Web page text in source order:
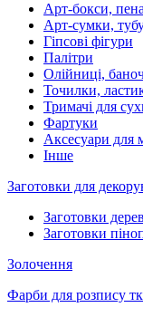
Арт-бокси,
Арт-сумки,
Гіпсові фігури
Палітри
Олійниці,
Точилки,
Тримачі для
Фартуки
Аксесуари для
Інше
Заготовки для
Заготовки
Заготовки
Золочення
Фарби для розпису